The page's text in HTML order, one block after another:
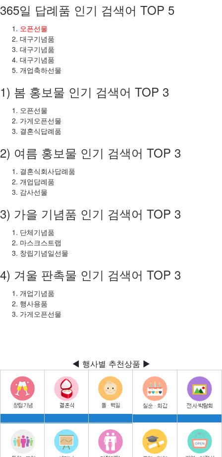
365일 답례품 인기 검색어 TOP 5
오픈선물
대구기념품
대구기념품
대구기념품
개업축하선물
1) 봄 홍보물 인기 검색어 TOP 3
오픈선물
가게오픈선물
결혼식답례품
2) 여름 홍보물 인기 검색어 TOP 3
결혼식회사답례품
개업답례품
감사선물
3) 가을 기념품 인기 검색어 TOP 3
단체기념품
마스크스트랩
창립기념일선물
4) 겨울 판촉물 인기 검색어 TOP 3
개업기념품
행사용품
가게오픈선물
◀ 행사별 추천상품 ▶